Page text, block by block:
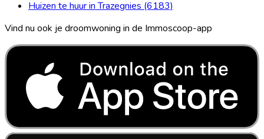
Huizen te huur in Trazegnies (6183)
Vind nu ook je droomwoning in de Immoscoop-app